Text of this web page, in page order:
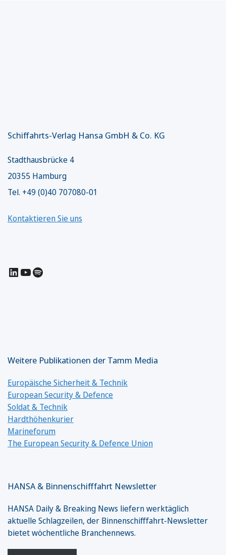
Schiffahrts-Verlag Hansa GmbH & Co. KG
Stadthausbrücke 4
20355 Hamburg
Tel. +49 (0)40 707080-01
Kontaktieren Sie uns
LinkedIn
YouTube
Spotify
Weitere Publikationen der Tamm Media
Europäische Sicherheit & Technik
European Security & Defence
Soldat & Technik
Hardthöhenkurier
Marineforum
The European Security & Defence Union
HANSA & Binnenschifffahrt Newsletter
HANSA Daily & Breaking News liefern werktäglich
aktuelle Schlagzeilen, der Binnenschifffahrt-Newsletter
bietet wöchentliche Branchennews.